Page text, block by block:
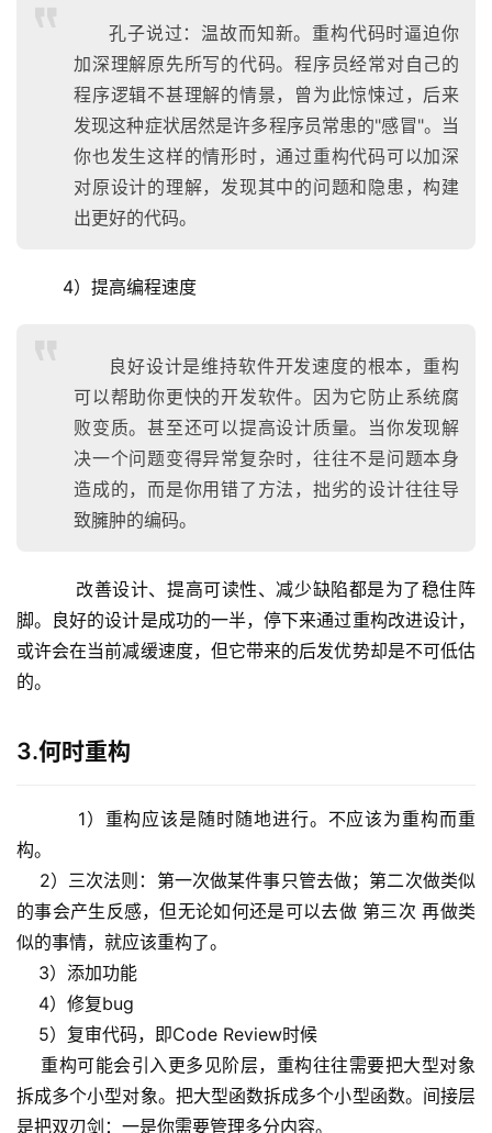
孔子说过：温故而知新。重构代码时逼迫你
加深理解原先所写的代码。程序员经常对自己的
程序逻辑不甚理解的情景，曾为此惊悚过，后来
发现这种症状居然是许多程序员常患的"感冒"。当
你也发生这样的情形时，通过重构代码可以加深
对原设计的理解，发现其中的问题和隐患，构建
出更好的代码。
4）提高编程速度
良好设计是维持软件开发速度的根本，重构
可以帮助你更快的开发软件。因为它防止系统腐
败变质。甚至还可以提高设计质量。当你发现解
决一个问题变得异常复杂时，往往不是问题本身
造成的，而是你用错了方法，拙劣的设计往往导
致臃肿的编码。
改善设计、提高可读性、减少缺陷都是为了稳住阵
脚。良好的设计是成功的一半，停下来通过重构改进设计，
或许会在当前减缓速度，但它带来的后发优势却是不可低估
的。
3.何时重构
1）重构应该是随时随地进行。不应该为重构而重
构。
2）三次法则：第一次做某件事只管去做；第二次做类似
的事会产生反感，但无论如何还是可以去做 第三次 再做类
似的事情，就应该重构了。
3）添加功能
4）修复bug
5）复审代码，即Code Review时候
重构可能会引入更多见阶层，重构往往需要把大型对象
拆成多个小型对象。把大型函数拆成多个小型函数。间接层
是把双刃剑：一是你需要管理多分内容。